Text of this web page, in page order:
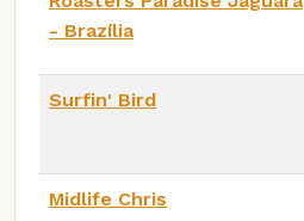
- Brazília
Surfin' Bird
Midlife Chris